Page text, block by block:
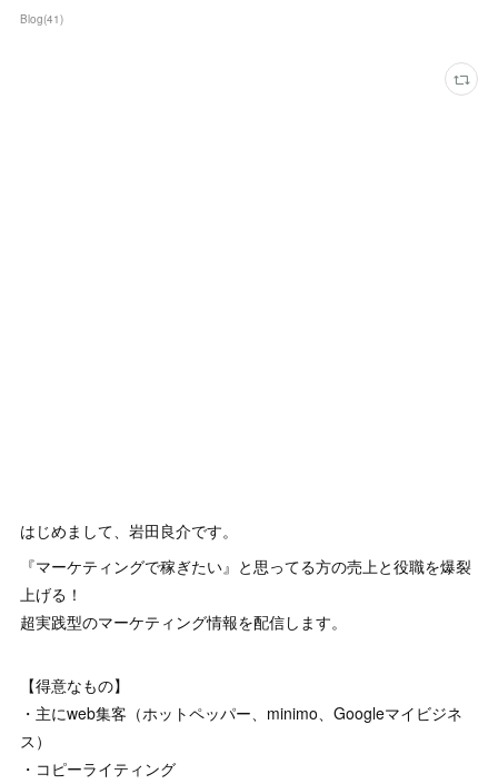
Blog(41)
はじめまして、岩田良介です。
『マーケティングで稼ぎたい』と思ってる方の売上と役職を爆裂
上げる！
超実践型のマーケティング情報を配信します。
【得意なもの】
・主にweb集客（ホットペッパー、minimo、Googleマイビジネ
ス）
・コピーライティング